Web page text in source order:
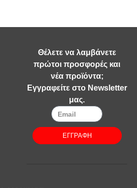
Θέλετε να λαμβάνετε
πρώτοι προσφορές και
νέα προϊόντα;
Εγγραφείτε στο Newsletter
μας.
ΕΓΓΡΑΦΗ